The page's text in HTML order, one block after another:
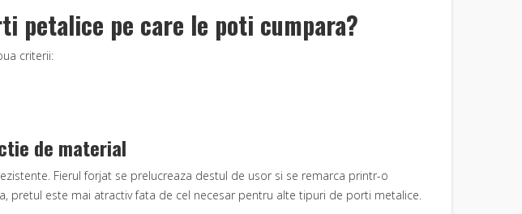
petalice pe care le poti cumpara?
criterii:
de material
Fierul forjat se prelucreaza destul de usor si se remarca printr-o
pretul este mai atractiv fata de cel necesar pentru alte tipuri de porti metalice.